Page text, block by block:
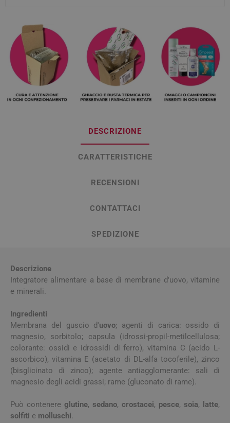
DESCRIZIONE
CARATTERISTICHE
RECENSIONI
CONTATTACI
SPEDIZIONE
Descrizione
Integratore alimentare a base di membrane d'uovo, vitamine
e minerali.
Ingredienti
Membrana del guscio d'uovo; agenti di carica: ossido di
magnesio, sorbitolo; capsula (idrossi-propil-metilcellulosa;
colorante: ossidi e idrossidi di ferro), vitamina C (acido L-
ascorbico), vitamina E (acetato di DL-alfa tocoferile), zinco
(bisglicinato di zinco); agente antiagglomerante: sali di
magnesio degli acidi grassi; rame (gluconato di rame).
Può contenere glutine, sedano, crostacei, pesce, soia, latte,
solfiti e molluschi.